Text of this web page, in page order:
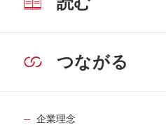
つながる
企業理念